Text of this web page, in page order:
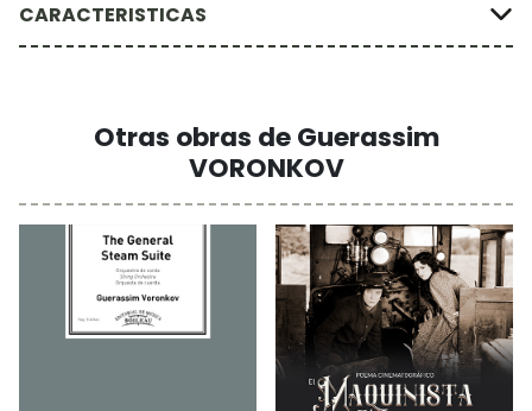
CARACTERISTICAS
Otras obras de Guerassim
VORONKOV